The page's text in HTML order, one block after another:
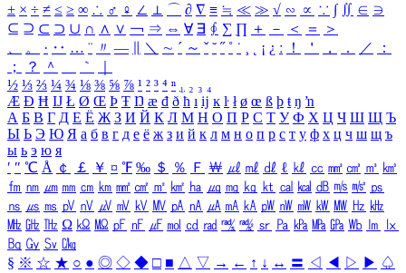
± × ÷ ≠ ≤ ≥ ∞ ∴ ♂ ♀ ∠ ⊥ ⌒ ∂ ∇ ≡ ≒ ≪ ≫ √ ∽ ∝ ∵ ∫ ∬ ∈ ∋
⊆ ⊇ ⊂ ⊃ ∪ ∩ ∧ ∨ ￢ ⇒ ⇔ ∀ ∃ ∮ ∑ ∏ ＋ － ＜ ＝
＞
、
。 · ‥ … ¨ 〃 ― ＼ ∼ ´ ～ ˇ ˘ ˝ ˚ ˙ ¸ ¡ ¿ ː ！ ＇ ， ． ／
：
；
？ ＾ ｀
½ ⅓ ⅔ ¼ ¾ ⅛ ⅜ ⅝ ⅞ ¹ ² ³ ⁴ ⁿ ₁ ₂ ₃ ₄
Æ Ð Ħ Ĳ Ł Ø Œ Þ Ŧ Ŋ æ đ ð ħ ı ĳ ĸ ŀ ł ø œ ß þ ŧ ŋ ŉ
А Б В Г Д Е Ё Ж З И Й К Л М Н О П Р С Т У Ф Х Ц Ч Ш Щ Ъ
Ы Ь Э Ю Я а б в г д е ё ж з и й к л м н о п р с т у ф х ц ч ш щ ъ
ы ь э ю я
′ ″ ℃ Å ￠ ￡ ￥ ¤ ℉ ‰ ＄ ％ Ｆ ￦ ㎕ ㎖ ㎗ ℓ ㎘ ㏄ ㎣ ㎤ ㎥ ㎦
㎙ ㎚ ㎛ ㎜ ㎝ ㎞ ㎟ ㎠ ㎡ ㎢ ㏊ ㎍ ㎎ ㎏ ㏏ ㎈ ㎉ ㏈ ㎧ ㎨ ㎰
㎱ ㎲ ㎳ ㎴ ㎵ ㎶ ㎷ ㎸ ㎹ ㎀ ㎁ ㎂ ㎃ ㎄ ㎺ ㎻ ㎽ ㎾ ㎿ ㎐ ㎑
㎒ ㎓ ㎔ Ω ㏀ ㏁ ㎊ ㎋ ㎌ ㏖ ㏅ ㎭ ㎮ ㎯ ㏛ ㎩ ㎪ ㎫ ㎬ ㏝ ㏐
㏓
㏃ ㏉ ㏜ ㏆
§ ※ ☆ ★ ○ ● ◎ ◇ ◆ □ ■ △ ▽ → ← ↑ ↓ ↔ 〓 ◁ ◀ ▷ ▶ ♤